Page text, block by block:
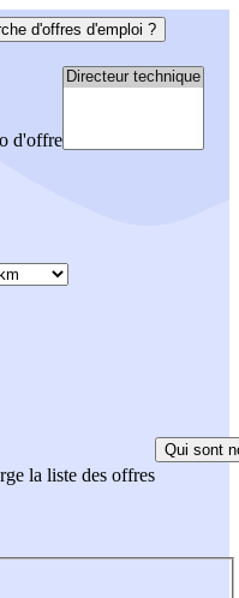
d'offres d'emploi ?
d'offre
la liste des offres
Qui sont